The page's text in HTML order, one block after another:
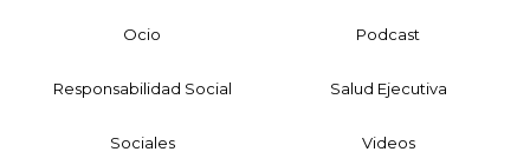
Ocio Podcast
Responsabilidad Social Salud Ejecutiva
Sociales Videos